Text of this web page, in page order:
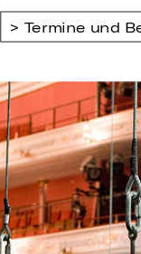
Termine und